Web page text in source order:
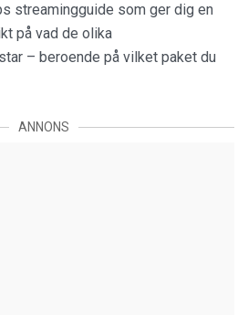
streamingguide som ger dig en
på vad de olika
– beroende på vilket paket du
ANNONS